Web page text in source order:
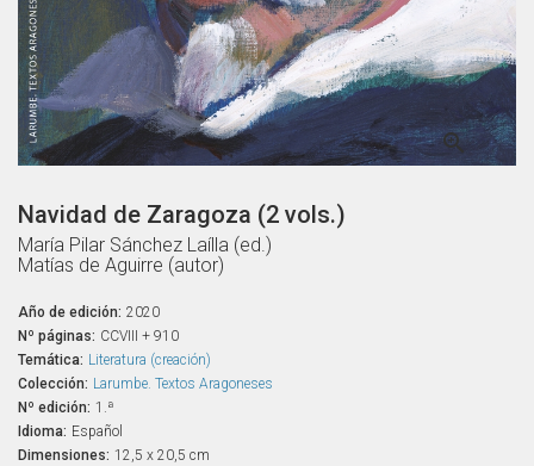

Navidad de Zaragoza (2 vols.)
María Pilar Sánchez Laílla (ed.)
Matías de Aguirre (autor)
Año de edición: 2020
Nº páginas: CCVIII + 910
Temática: Literatura (creación)
Colección: Larumbe. Textos Aragoneses
Nº edición: 1.ª
Idioma: Español
Dimensiones: 12,5 x 20,5 cm